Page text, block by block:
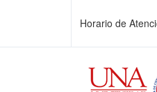
Horario de